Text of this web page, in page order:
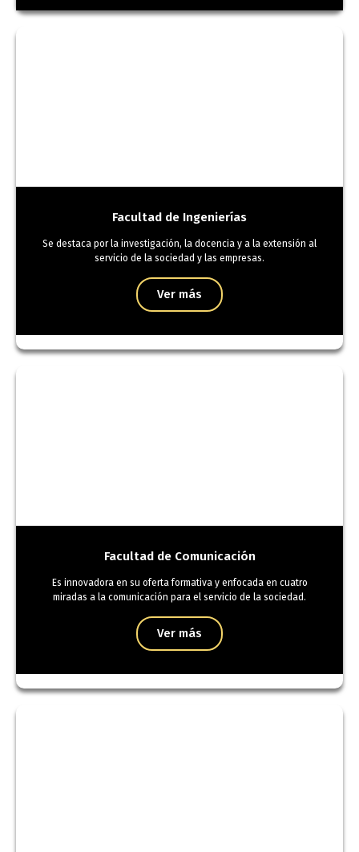
Facultad de Ingenierías
Se destaca por la investigación, la docencia y a la extensión al
servicio de la sociedad y las empresas.
Ver más
Facultad de Comunicación
Es innovadora en su oferta formativa y enfocada en cuatro
miradas a la comunicación para el servicio de la sociedad.
Ver más